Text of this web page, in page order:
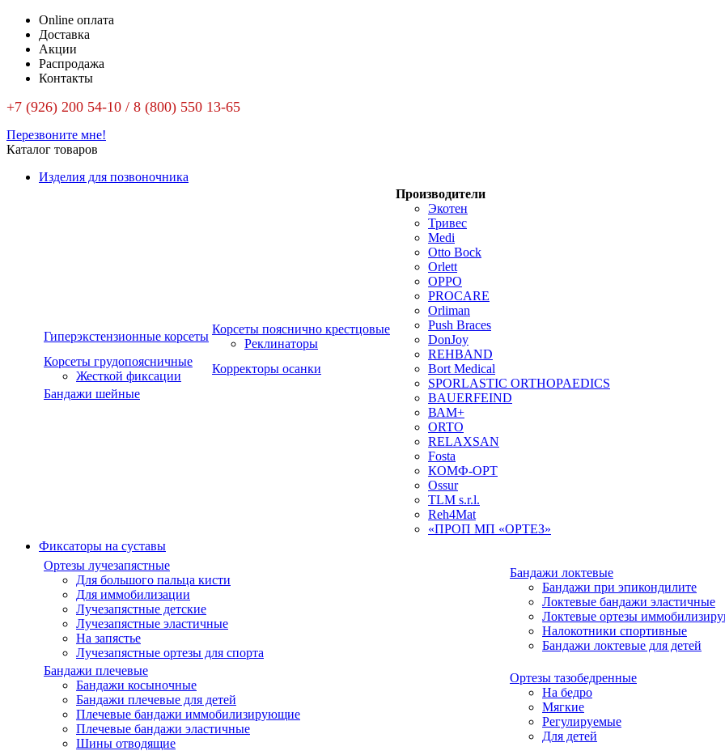
Online оплата
Доставка
Акции
Распродажа
Контакты
+7 (926) 200 54-10 / 8 (800) 550 13-65
Перезвоните мне!
Каталог товаров
Изделия для позвоночника
Гиперэкстензионные корсеты
Корсеты пояснично крестцовые
Реклинаторы
Корсеты грудопоясничные
Жесткой фиксации
Корректоры осанки
Бандажи шейные
Производители
Экотен
Тривес
Medi
Otto Bock
Orlett
OPPO
PROCARE
Orliman
Push Braces
DonJoy
REHBAND
Bort Medical
SPORLASTIC ORTHOPAEDICS
BAUERFEIND
ВАМ+
ORTO
RELAXSAN
Fosta
КОМФ-ОРТ
Ossur
TLM s.r.l.
Reh4Mat
«ПРОП МП «ОРТЕЗ»
Фиксаторы на суставы
Ортезы лучезапястные
Для большого пальца кисти
Для иммобилизации
Лучезапястные детские
Лучезапястные эластичные
На запястье
Лучезапястные ортезы для спорта
Бандажи локтевые
Бандажи при эпикондилите
Локтевые бандажи эластичные
Локтевые ортезы
Налокотники спортивные
Бандажи локтевые для детей
Бандажи плечевые
Бандажи косыночные
Бандажи плечевые для детей
Плечевые бандажи иммобилизирующие
Плечевые бандажи эластичные
Шины отводящие
Ортезы тазобедренные
На бедро
Мягкие
Регулируемые
Для детей